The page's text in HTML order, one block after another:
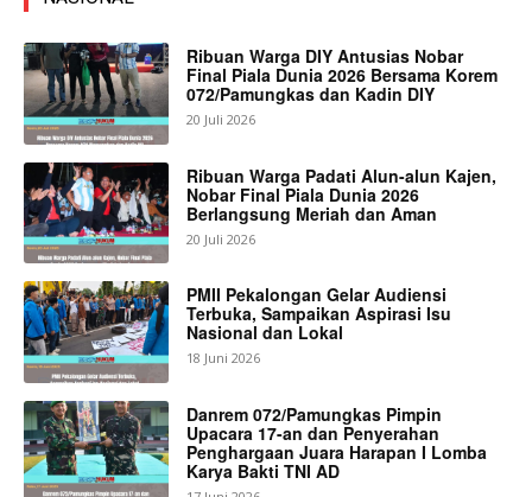
Ribuan Warga DIY Antusias Nobar
Final Piala Dunia 2026 Bersama Korem
072/Pamungkas dan Kadin DIY
20 Juli 2026
Ribuan Warga Padati Alun-alun Kajen,
Nobar Final Piala Dunia 2026
Berlangsung Meriah dan Aman
20 Juli 2026
PMII Pekalongan Gelar Audiensi
Terbuka, Sampaikan Aspirasi Isu
Nasional dan Lokal
18 Juni 2026
Danrem 072/Pamungkas Pimpin
Upacara 17-an dan Penyerahan
Penghargaan Juara Harapan I Lomba
Karya Bakti TNI AD